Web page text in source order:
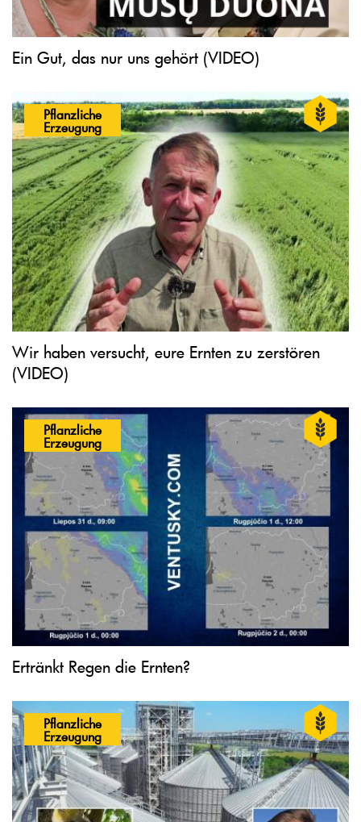
Ein Gut, das nur uns gehört (VIDEO)
Pflanzliche
Erzeugung
Wir haben versucht, eure Ernten zu zerstören
(VIDEO)
Pflanzliche
Erzeugung
Ertränkt Regen die Ernten?
Pflanzliche
Erzeugung